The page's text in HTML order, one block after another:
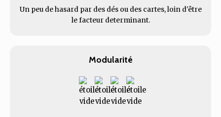
Un peu de hasard par des dés ou des cartes, loin d'être
le facteur determinant.
Modularité